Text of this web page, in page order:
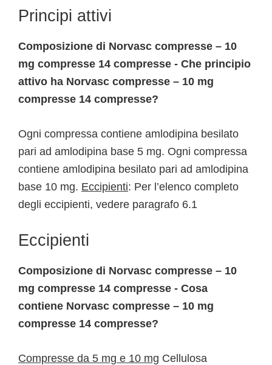
Principi attivi
Composizione di Norvasc compresse – 10
mg compresse 14 compresse - Che principio
attivo ha Norvasc compresse – 10 mg
compresse 14 compresse?
Ogni compressa contiene amlodipina besilato
pari ad amlodipina base 5 mg. Ogni compressa
contiene amlodipina besilato pari ad amlodipina
base 10 mg. Eccipienti: Per l’elenco completo
degli eccipienti, vedere paragrafo 6.1
Eccipienti
Composizione di Norvasc compresse – 10
mg compresse 14 compresse - Cosa
contiene Norvasc compresse – 10 mg
compresse 14 compresse?
Compresse da 5 mg e 10 mg Cellulosa